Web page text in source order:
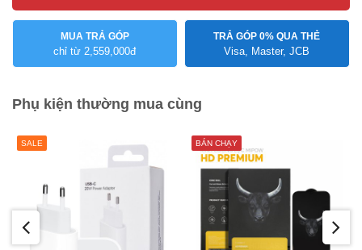
MUA TRẢ GÓP
chỉ từ 2,559,000đ
TRẢ GÓP 0% QUA THẺ
Visa, Master, JCB
Phụ kiện thường mua cùng
SALE BÁN CHẠY